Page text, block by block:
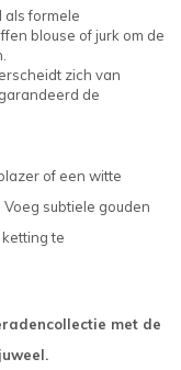
als formele
blouse of jurk om de
zich van
de
of een witte
subtiele gouden
te
met de